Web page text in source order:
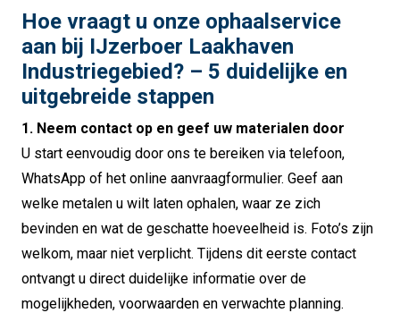
Hoe vraagt u onze ophaalservice
aan bij IJzerboer Laakhaven
Industriegebied? – 5 duidelijke en
uitgebreide stappen
1. Neem contact op en geef uw materialen door
U start eenvoudig door ons te bereiken via telefoon,
WhatsApp of het online aanvraagformulier. Geef aan
welke metalen u wilt laten ophalen, waar ze zich
bevinden en wat de geschatte hoeveelheid is. Foto’s zijn
welkom, maar niet verplicht. Tijdens dit eerste contact
ontvangt u direct duidelijke informatie over de
mogelijkheden, voorwaarden en verwachte planning.